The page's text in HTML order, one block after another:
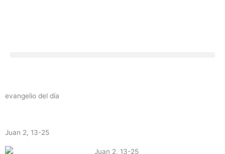
evangelio del día
Juan 2, 13-25